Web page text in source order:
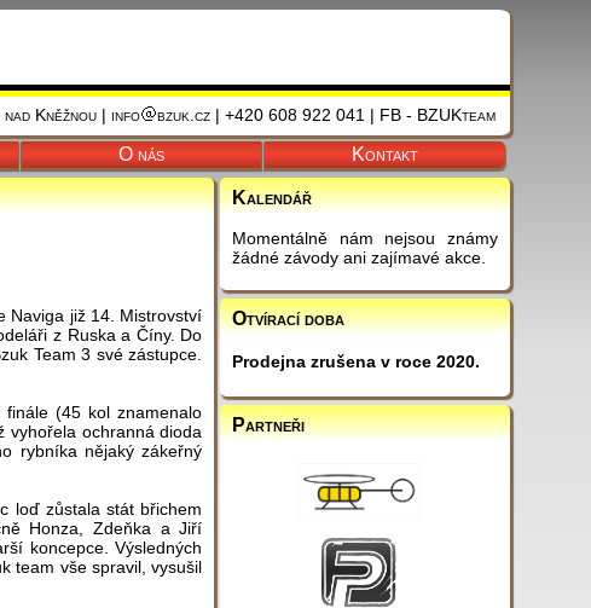
Kněžnou | info bzuk.cz | +420 608 922 041 | FB - BZUKteam
O nás Kontakt
Kalendář
Momentálně nám nejsou známy
žádné závody ani zajímavé akce.
Otvírací doba
Prodejna zrušena v roce 2020.
Partneři
Naviga již 14. Mistrovství
z Ruska a Číny. Do
Team 3 své zástupce.
(45 kol znamenalo
vyhořela ochranná dioda
rybníka nějaký zákeřný
loď zůstala stát břichem
Honza, Zdeňka a Jiří
koncepce. Výsledných
team vše spravil, vysušil